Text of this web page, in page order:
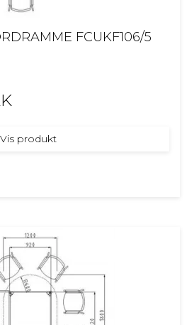
FCUKF106/5
Vis produkt